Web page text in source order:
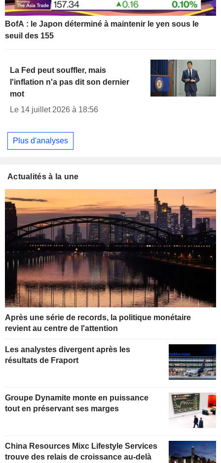
BofA : le Japon déterminé à maintenir le yen sous le
seuil des 155
La Fed peut souffler, mais
l'inflation n'a pas dit son dernier
mot
Le 14 juillet 2026 à 18:56
Plus d'analyses
Actualités à la une
Après une série de records, la politique monétaire
revient au centre de l'attention
Les analystes divergent après les
résultats de Fraport
Groupe Dynamite monte en puissance
tout en préservant ses marges
China Resources Mixc Lifestyle Services
trouve des relais de croissance au-delà